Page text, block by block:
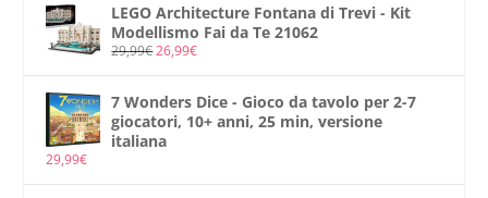
LEGO Architecture Fontana di Trevi - Kit
Modellismo Fai da Te 21062
29,99€26,99€
7 Wonders Dice - Gioco da tavolo per 2-7
giocatori, 10+ anni, 25 min, versione
italiana
29,99€